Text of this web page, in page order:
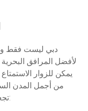
دبي ليست فقط
لأفضل المرافق
يمكن للزوار
من أجمل المدن
تجربة لا تُنسى: